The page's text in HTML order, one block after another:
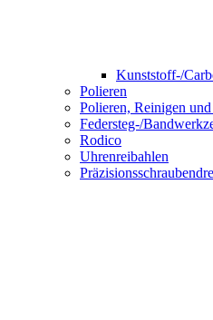
Kunststoff-/
Polieren
Polieren, Reinigen
Federsteg-/
Rodico
Uhrenreibahlen